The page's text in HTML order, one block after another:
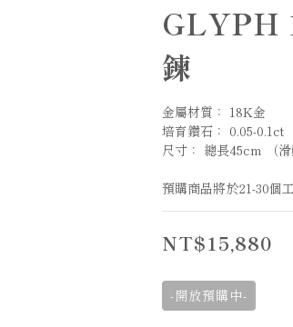
GLYPH
鍊
金屬材質： 18K金
培育鑽石： 0.05-0.1ct
尺寸： 總長45cm （
預購商品將於21-30個
NT$15,880
-開放預購中-